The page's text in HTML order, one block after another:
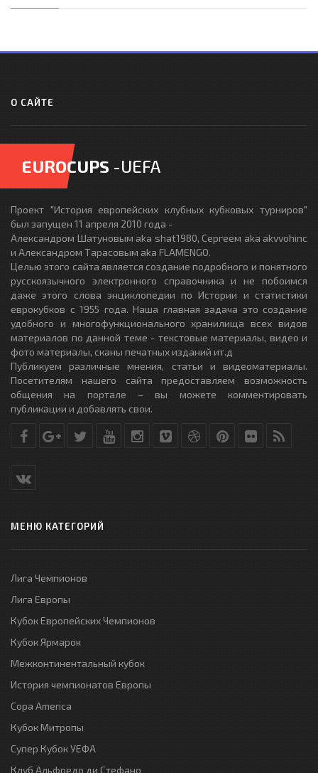
О САЙТЕ
EUROCUPS -UEFA
Проект "История европейских клубных кубковых турниров"
был запущен 11 апреля 2010 года -
Александром Шатуновым aka shat1980, Сергеем aka akvvohinc
и Александром Тарасовым aka FLAMENGO.
Целью этого сайта является создание подробного и понятного
русскоязычного электронного справочника и не побоимся
даже этого слова энциклопедии по Истории и статистики
еврокубков с 1955 года. Наша главная задача это создание
удобного и многофункционального хранилища всех видов
материалов по данной теме - текстовые материалы, видео и
фото материалы, сканы печатных изданий ит.д
Публикуем различные мнения, статьи и видеоматериалы.
Посетителям нашего сайта предоставляем возможность
общения на портале – вы можете комментировать
публикации и добавлять свои.
МЕНЮ КАТЕГОРИЙ
Лига Чемпионов
Лига Европы
Кубок Европейских Чемпионов
Кубок Ярмарок
Межконтинентальный кубок
История чемпионатов Европы
Copa America
Кубок Митропы
Супер Кубок УЕФА
Клуб Альфредо ди Стефано